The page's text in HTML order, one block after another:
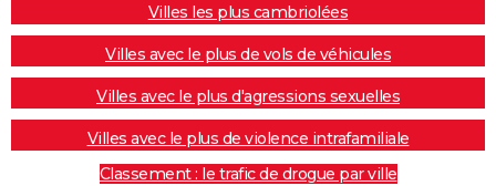
Villes les plus cambriolées
Villes avec le plus de vols de véhicules
Villes avec le plus d'agressions sexuelles
Villes avec le plus de violence intrafamiliale
Classement : le trafic de drogue par ville